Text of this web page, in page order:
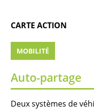
CARTE ACTION
MOBILITÉ
Auto-partage
Deux systèmes de